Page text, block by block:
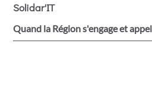
Solidar'IT
Quand la Région s'engage et